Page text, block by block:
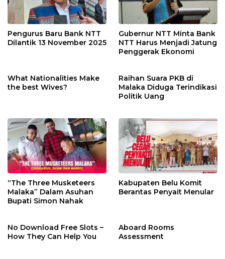
Pengurus Baru Bank NTT
Dilantik 13 November 2025
Gubernur NTT Minta Bank
NTT Harus Menjadi Jatung
Penggerak Ekonomi
What Nationalities Make
the best Wives?
Raihan Suara PKB di
Malaka Diduga Terindikasi
Politik Uang
“The Three Musketeers
Malaka” Dalam Asuhan
Bupati Simon Nahak
Kabupaten Belu Komit
Berantas Penyait Menular
No Download Free Slots –
How They Can Help You
Aboard Rooms
Assessment